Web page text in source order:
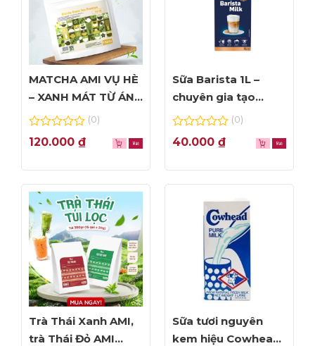
MATCHA AMI VỤ HÈ
– XANH MÁT TỪ ÁNH
NHÌN ĐẦU TIÊN
0
out
5
(0)
120.000 ₫
Sữa Barista 1L –
chuyên gia tạo
Foam đỉnh cao
0
out
5
(0)
40.000 ₫
Trà Thái Xanh AMI,
trà Thái Đỏ AMI
Sữa tươi nguyên
kem hiệu Cowhead